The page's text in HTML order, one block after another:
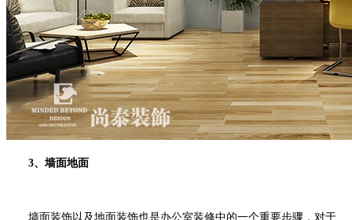
3、墙面地面
墙面装饰以及地面装饰也是办公室装修中的一个重要步骤，对于